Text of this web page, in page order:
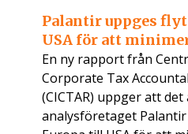
Palantir uppges
USA för att
En ny rapport från
Corporate Tax
(CICTAR) uppger att
analysföretaget